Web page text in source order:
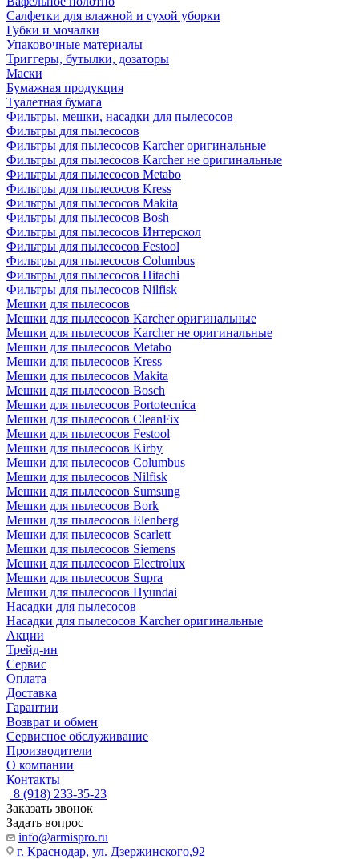
Салфетки для влажной и сухой уборки
Губки и мочалки
Упаковочные материалы
Триггеры, бутылки, дозаторы
Маски
Бумажная продукция
Туалетная бумага
Фильтры, мешки, насадки для пылесосов
Фильтры для пылесосов
Фильтры для пылесосов Karcher оригинальные
Фильтры для пылесосов Karcher не оригинальные
Фильтры для пылесосов Metabo
Фильтры для пылесосов Kress
Фильтры для пылесосов Makita
Фильтры для пылесосов Bosh
Фильтры для пылесосов Интерскол
Фильтры для пылесосов Festool
Фильтры для пылесосов Columbus
Фильтры для пылесосов Hitachi
Фильтры для пылесосов Nilfisk
Мешки для пылесосов
Мешки для пылесосов Karcher оригинальные
Мешки для пылесосов Karcher не оригинальные
Мешки для пылесосов Metabo
Мешки для пылесосов Kress
Мешки для пылесосов Makita
Мешки для пылесосов Bosch
Мешки для пылесосов Portotecnica
Мешки для пылесосов CleanFix
Мешки для пылесосов Festool
Мешки для пылесосов Kirby
Мешки для пылесосов Columbus
Мешки для пылесосов Nilfisk
Мешки для пылесосов Sumsung
Мешки для пылесосов Bork
Мешки для пылесосов Elenberg
Мешки для пылесосов Scarlett
Мешки для пылесосов Siemens
Мешки для пылесосов Electrolux
Мешки для пылесосов Supra
Мешки для пылесосов Hyundai
Насадки для пылесосов
Насадки для пылесосов Karcher оригинальные
Акции
Трейд-ин
Сервис
Оплата
Доставка
Гарантии
Возврат и обмен
Сервисное обслуживание
Производители
О компании
Контакты
8 (918) 233-35-23
Заказать звонок
Задать вопрос
info@armispro.ru
г. Краснодар, ул. Дзержинского,92